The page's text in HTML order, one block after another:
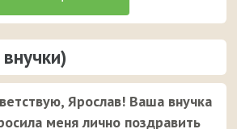
Ярослав! Ваша внучка
меня лично поздравить